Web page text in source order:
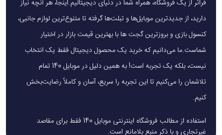
با کیفیت HDR و استریو انجام می‌شود تا علاوه بر تصویر شفاف،
صدا هم واقعی و زنده باشد.
دوربین سلفی 12 مگاپیکسلی هم در بخش ویدئو چیزی کم ندارد و
سخت‌افزار و عملکرد سامسونگ Galaxy S24
فراتر از یک فروشگاه، همراه شما در دنیای دیجیتالیم.اینجا، هر آنچه نیاز
دارید، از جدیدترین موبایل‌ها و تبلت‌ها گرفته تا متنوع‌ترین لوازم جانبی،
کنسول بازی و بروزترین گجت ها با بهترین قیمت بازار در اختیار
شماست.ما می‌دانیم که خرید یک محصول دیجیتال فقط یک انتخاب
نیست، بلکه یک تجربه است! به همین دلیل در موبایل 140 تمام
تلاشمان را می‌کنیم تا این تجربه را سریع، آسان و کاملاً رضایت‌بخش
کنیم.
استفاده از مطالب فروشگاه اینترنتی موبایل 140 فقط برای مقاصد
غیرتجاری و با ذکر منبع بلامانع است.